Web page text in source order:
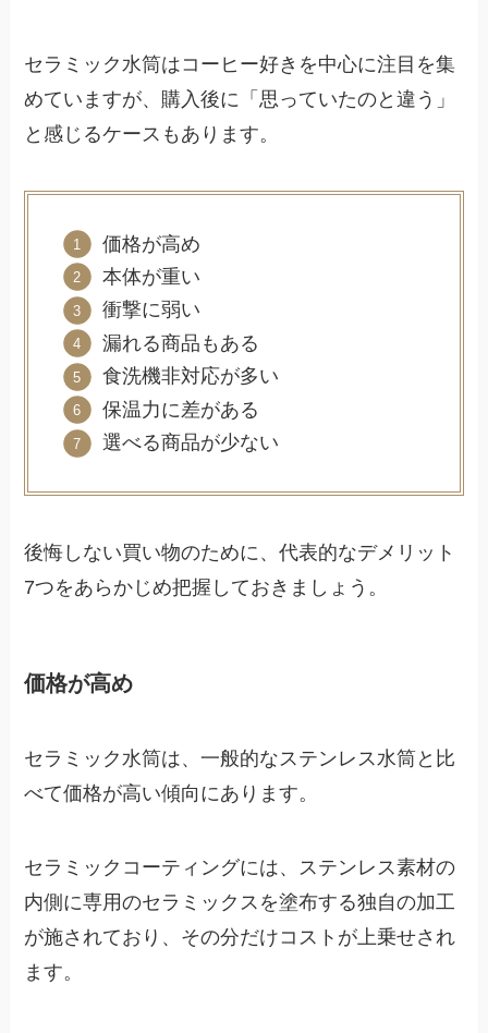
セラミック水筒はコーヒー好きを中心に注目を集
めていますが、購入後に「思っていたのと違う」
と感じるケースもあります。
価格が高め
本体が重い
衝撃に弱い
漏れる商品もある
食洗機非対応が多い
保温力に差がある
選べる商品が少ない
後悔しない買い物のために、代表的なデメリット
7つをあらかじめ把握しておきましょう。
価格が高め
セラミック水筒は、一般的なステンレス水筒と比
べて価格が高い傾向にあります。
セラミックコーティングには、ステンレス素材の
内側に専用のセラミックスを塗布する独自の加工
が施されており、その分だけコストが上乗せされ
ます。